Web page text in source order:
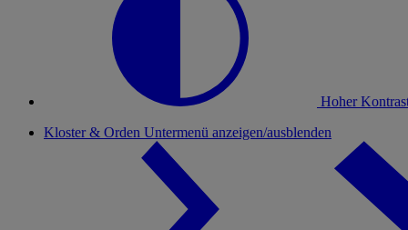
Hoher
Kloster & Orden Untermenü anzeigen/ausblenden